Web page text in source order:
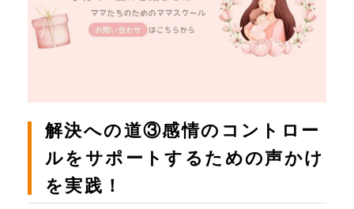
解決への道③感情のコントロー
ルをサポートするための声かけ
を実践！